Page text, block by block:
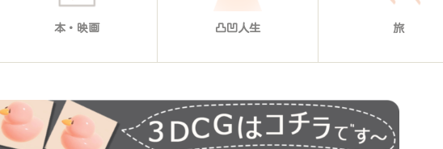
本・映画 凸凹人生 旅